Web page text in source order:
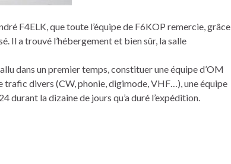
F4ELK, que toute l’équipe de F6KOP remercie, grâce
Il a trouvé l’hébergement et bien sûr, la salle
dans un premier temps, constituer une équipe d’OM
divers (CW, phonie, digimode, VHF…), une équipe
la dizaine de jours qu’a duré l’expédition.